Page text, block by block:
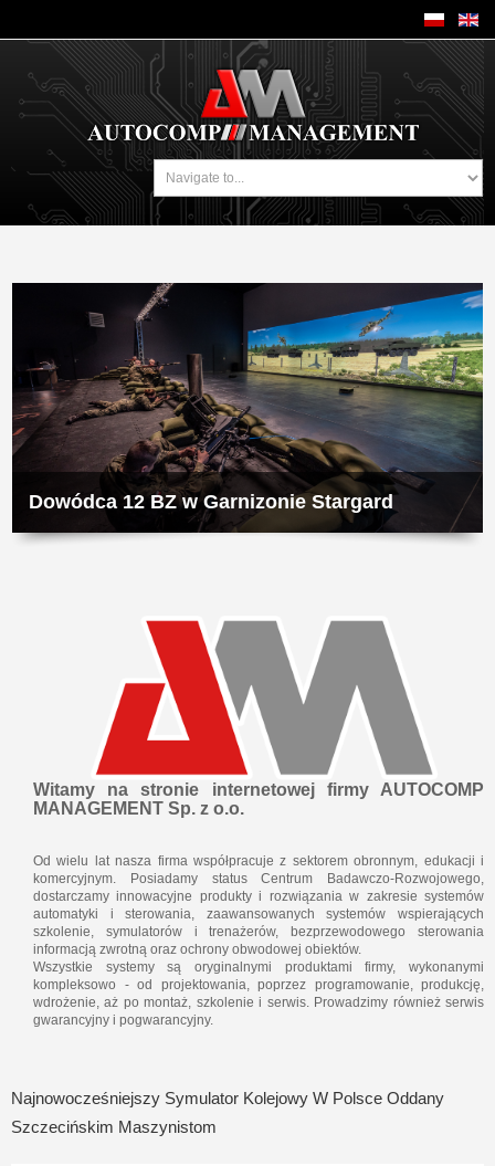
Dowódca 12 BZ w Garnizonie Stargard
Witamy na stronie internetowej firmy AUTOCOMP
MANAGEMENT Sp. z o.o.
Od wielu lat nasza firma współpracuje z sektorem obronnym, edukacji i
komercyjnym. Posiadamy status Centrum Badawczo-Rozwojowego,
dostarczamy innowacyjne produkty i rozwiązania w zakresie systemów
automatyki i sterowania, zaawansowanych systemów wspierających
szkolenie, symulatorów i trenażerów, bezprzewodowego sterowania
informacją zwrotną oraz ochrony obwodowej obiektów.
Wszystkie systemy są oryginalnymi produktami firmy, wykonanymi
kompleksowo - od projektowania, poprzez programowanie, produkcję,
wdrożenie, aż po montaż, szkolenie i serwis. Prowadzimy również serwis
gwarancyjny i pogwarancyjny.
Najnowocześniejszy Symulator Kolejowy W Polsce Oddany
Szczecińskim Maszynistom